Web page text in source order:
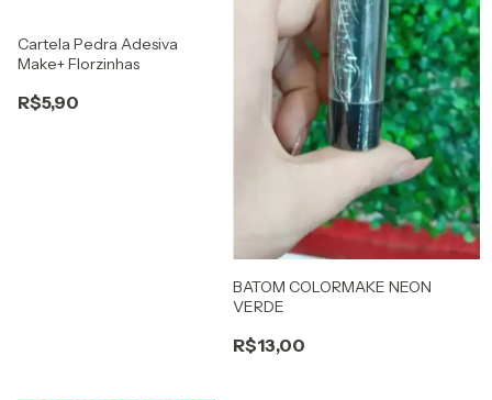
Cartela Pedra Adesiva
Make+ Florzinhas
R$5,90
BATOM COLORMAKE NEON
VERDE
R$13,00